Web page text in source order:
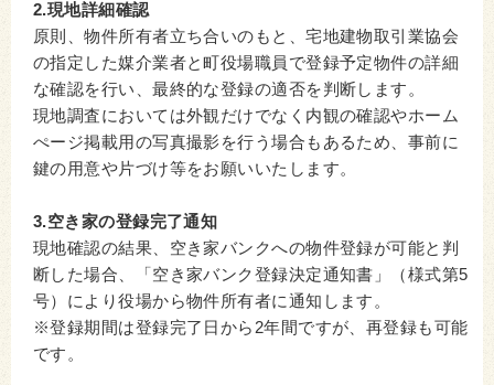
2.現地詳細確認
原則、物件所有者立ち合いのもと、宅地建物取引業協会
の指定した媒介業者と町役場職員で登録予定物件の詳細
な確認を行い、最終的な登録の適否を判断します。
現地調査においては外観だけでなく内観の確認やホーム
ぺージ掲載用の写真撮影を行う場合もあるため、事前に
鍵の用意や片づけ等をお願いいたします。
3.空き家の登録完了通知
現地確認の結果、空き家バンクへの物件登録が可能と判
断した場合、「空き家バンク登録決定通知書」（様式第5
号）により役場から物件所有者に通知します。
※登録期間は登録完了日から2年間ですが、再登録も可能
です。